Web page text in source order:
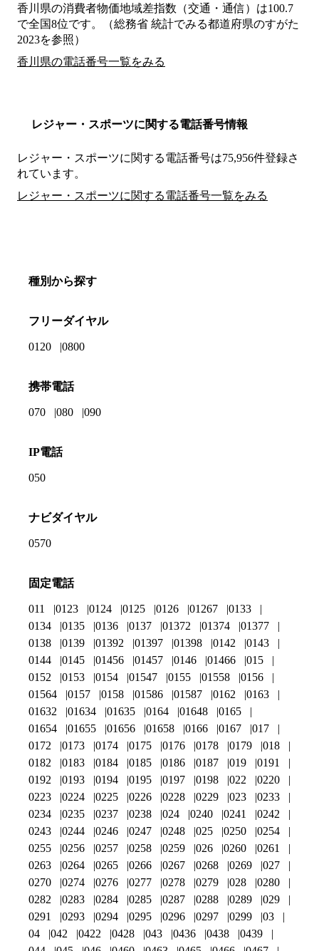
香川県の消費者物価地域差指数（交通・通信）は100.7
で全国8位です。（総務省 統計でみる都道府県のすがた
2023を参照）
香川県の電話番号一覧をみる
レジャー・スポーツに関する電話番号情報
レジャー・スポーツに関する電話番号は75,956件登録さ
れています。
レジャー・スポーツに関する電話番号一覧をみる
種別から探す
フリーダイヤル
0120 0800
携帯電話
070 080 090
IP電話
050
ナビダイヤル
0570
固定電話
011 0123 0124 0125 0126 01267
0133
0134
0135 0136 0137 01372 01374
01377
0138
0139 01392 01397 01398 0142
0143
0144
0145 01456 01457 0146 01466
015
0152
0153 0154 01547 0155 01558
0156
01564
0157 0158 01586 01587 0162
0163
01632
01634 01635 0164 01648
0165
01654
01655 01656 01658 0166 0167
017
0172
0173 0174 0175 0176 0178 0179
018
0182
0183 0184 0185 0186 0187 019
0191
0192
0193 0194 0195 0197 0198 022
0220
0223
0224 0225 0226 0228 0229 023
0233
0234
0235 0237 0238 024 0240 0241
0242
0243
0244 0246 0247 0248 025 0250
0254
0255
0256 0257 0258 0259 026 0260
0261
0263
0264 0265 0266 0267 0268 0269
027
0270
0274 0276 0277 0278 0279 028
0280
0282
0283 0284 0285 0287 0288 0289
029
0291
0293 0294 0295 0296 0297 0299
03
04
042 0422 0428 043 0436 0438
0439